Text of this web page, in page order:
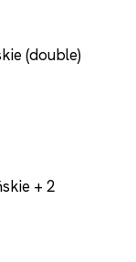
(double)
+ 2